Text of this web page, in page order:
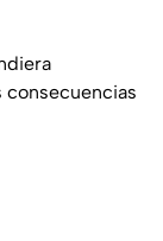
consecuencias